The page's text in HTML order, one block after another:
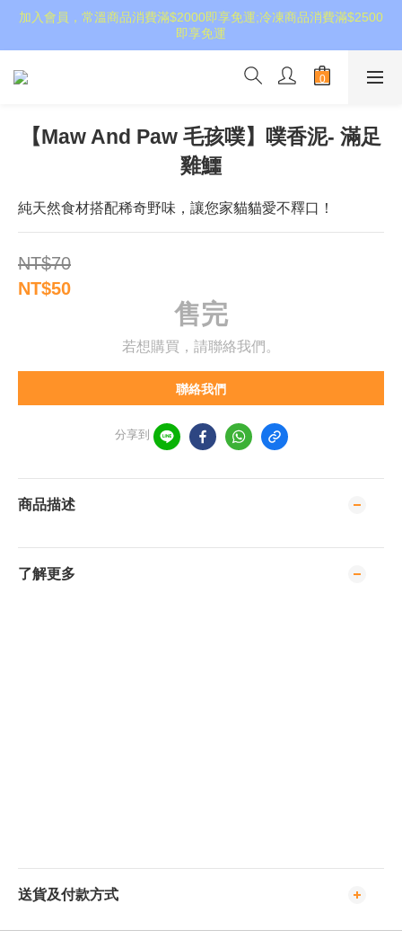
加入會員，常溫商品消費滿$2000即享免運;冷凍商品消費滿$2500
即享免運
【Maw And Paw 毛孩噗】噗香泥- 滿足
雞鱷
純天然食材搭配稀奇野味，讓您家貓貓愛不釋口！
NT$70
NT$50
售完
若想購買，請聯絡我們。
聯絡我們
分享到
商品描述
了解更多
送貨及付款方式